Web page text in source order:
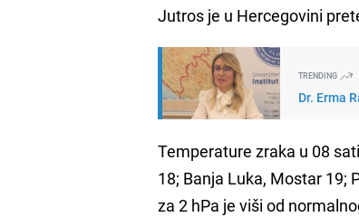
Jutros je u Hercegovini
TRENDING
Dr. Erma
Temperature zraka u 08
18; Banja Luka, Mostar 19;
za 2 hPa je viši od